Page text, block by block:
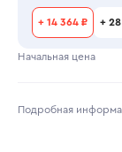
+ 14 364 ₽ +
Начальная цена
Подробная